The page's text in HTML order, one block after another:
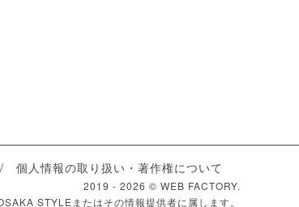
個人情報の取り扱い・著作権について
2019 - 2026 © WEB FACTORY.
STYLEまたはその情報提供者に属します。